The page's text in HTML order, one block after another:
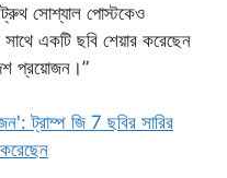
ট্রুথ সোশ্যাল পোস্টকেও
একটি ছবি শেয়ার করেছেন
প্রয়োজন।”
ট্রাম্প জি 7 ছবির সারির